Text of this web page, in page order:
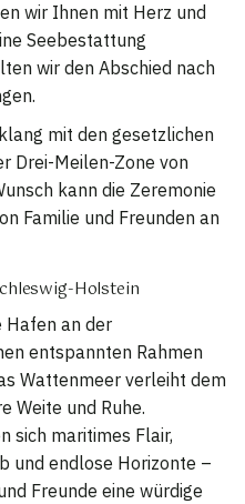
wir Ihnen mit Herz und
Seebestattung
wir den Abschied nach
mit den gesetzlichen
Drei-Meilen-Zone von
kann die Zeremonie
Familie und Freunden an
Holstein
Hafen an der
entspannten Rahmen
Wattenmeer verleiht dem
Weite und Ruhe.
sich maritimes Flair,
und endlose Horizonte –
Freunde eine würdige